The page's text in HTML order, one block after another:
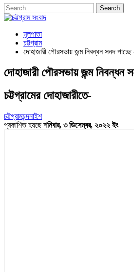
মূলপাতা
চট্টগ্রাম
দোহাজারী পৌরসভায় জন্ম নিবন্ধন সনদ পাচ্ছে
দোহাজারী পৌরসভায় জন্ম নিবন্ধন
চট্টগ্রামের দোহাজারীতে-
চট্টগ্রামচন্দনাইশ
প্রকাশিত হয়ছেশনিবার, ৩ ডিসেম্বর, ২০২২ ইং